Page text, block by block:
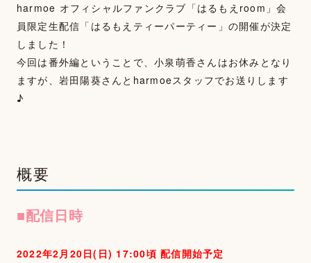
MOVIE
TALK
harmoe オフィシャルファンクラブ「はるもえroom」会
員限定生配信「はるもえティーパーティー」の開催が決定
しました！
今回は番外編ということで、小泉萌香さんはお休みとなり
ますが、岩田陽葵さんとharmoeスタッフでお送りします
♪
概要
■配信日時
2022年2月20日(日) 17:00頃 配信開始予定